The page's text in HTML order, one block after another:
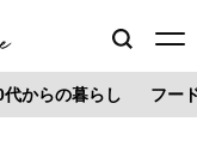
代からの暮らし フー